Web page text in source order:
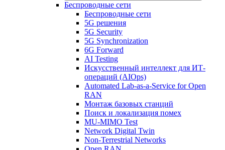
Беспроводные сети
Беспроводные сети
5G решения
5G Security
5G Synchronization
6G Forward
AI Testing
Искусственный интеллект для ИТ-
операций (AIOps)
Automated Lab-as-a-Service for Open
RAN
Монтаж базовых станций
Поиск и локализация помех
MU-MIMO Test
Network Digital Twin
Non-Terrestrial Networks